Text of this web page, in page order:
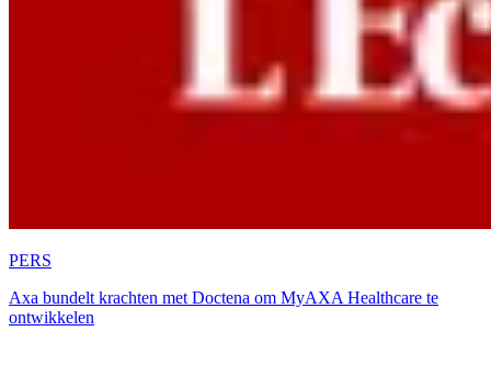
PERS
Axa bundelt krachten met Doctena om MyAXA Healthcare te
ontwikkelen